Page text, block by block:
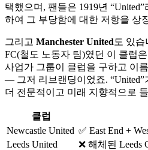
택했으며, 팬들은 1919년
하여 그 부당함에 대한 저항을 상
그리고 Manchester United도 있습
FC(철도 노동자 팀)였던 이 클럽
사업가 그룹이 클럽을 구하고 이
— 그저 리브랜딩이었죠.
더 전문적이고 미래 지향적으로
클럽
Newcastle United ✅ East End +
Leeds United
❌ 해체된 Leeds